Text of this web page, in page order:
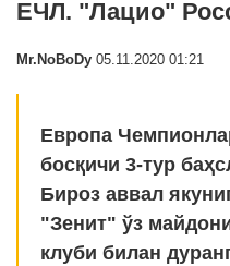
ЕЧЛ. "Лацио"
Mr.NoBoDy 05.11.2020 01:21
Европа
босқичи 3-тур
Бироз аввал
"Зенит" ўз
клуби билан